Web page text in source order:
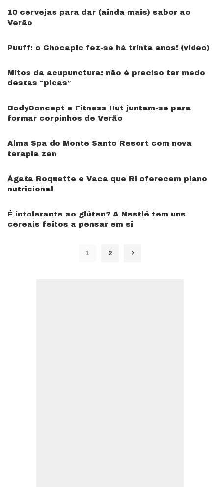
10 cervejas para dar (ainda mais) sabor ao
Verão
Puuff: o Chocapic fez-se há trinta anos! (vídeo)
Mitos da acupunctura: não é preciso ter medo
destas “picas”
BodyConcept e Fitness Hut juntam-se para
formar corpinhos de Verão
Alma Spa do Monte Santo Resort com nova
terapia zen
Ágata Roquette e Vaca que Ri oferecem plano
nutricional
É intolerante ao glúten? A Nestlé tem uns
cereais feitos a pensar em si
1 2